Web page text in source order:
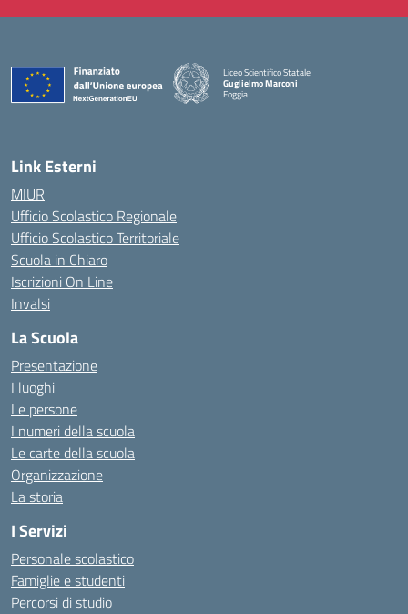
Liceo Scientifico Statale
Guglielmo Marconi
Foggia
— Visita la pagina iniziale della scuola
Link Esterni
MIUR
Ufficio Scolastico Regionale
Ufficio Scolastico Territoriale
Scuola in Chiaro
Iscrizioni On Line
Invalsi
La Scuola
Presentazione
I luoghi
Le persone
I numeri della scuola
Le carte della scuola
Organizzazione
La storia
I Servizi
Personale scolastico
Famiglie e studenti
Percorsi di studio